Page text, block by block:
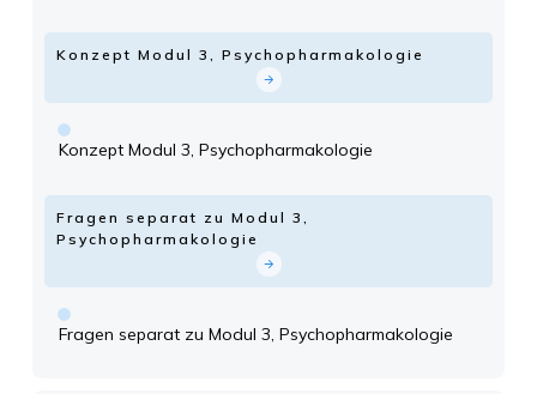
Konzept Modul 3, Psychopharmakologie
Konzept Modul 3, Psychopharmakologie
Fragen separat zu Modul 3,
Psychopharmakologie
Fragen separat zu Modul 3, Psychopharmakologie